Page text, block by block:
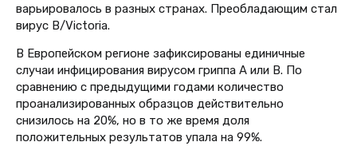
варьировалось в разных странах. Преобладающим стал
вирус B/Victoria.
В Европейском регионе зафиксированы единичные
случаи инфицирования вирусом гриппа A или B. По
сравнению с предыдущими годами количество
проанализированных образцов действительно
снизилось на 20%, но в то же время доля
положительных результатов упала на 99%.